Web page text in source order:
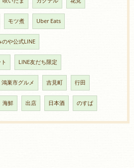
モツ煮 Uber Eats
のや公式LINE
LINE友だち限定
鴻巣市グルメ 吉見町 行田
海鮮 出店 日本酒 のすぱ